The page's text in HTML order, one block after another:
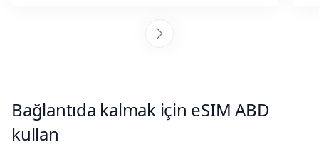
Bağlantıda kalmak için eSIM ABD
kullan